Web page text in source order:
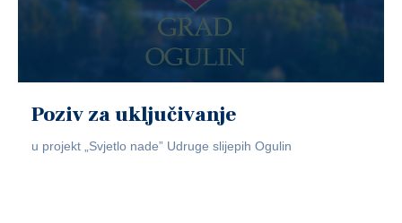
Poziv za uključivanje
u projekt „Svjetlo nade” Udruge slijepih Ogulin